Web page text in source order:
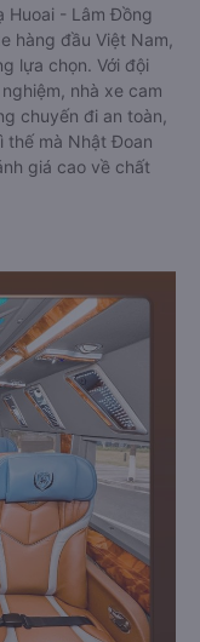
Huoai - Lâm Đồng
hàng đầu Việt Nam,
lựa chọn. Với đội
nhà xe cam
chuyến đi an toàn,
thế mà Nhật Đoan
giá cao về chất